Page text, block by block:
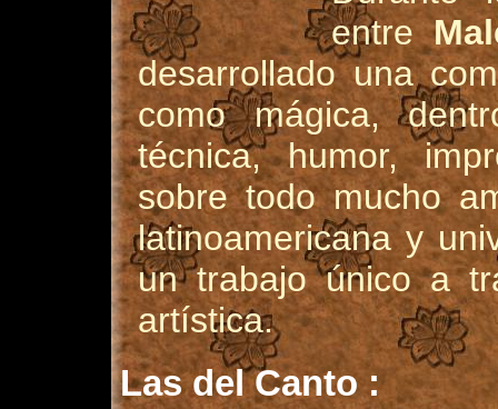
entre
desarrollado una
como mágica,
técnica, humor,
sobre todo mucho
latinoamericana y
un trabajo único a
artística.
Las del Canto :